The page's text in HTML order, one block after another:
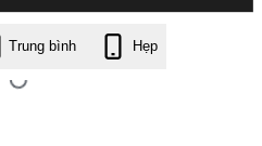
Trung bình Hẹp